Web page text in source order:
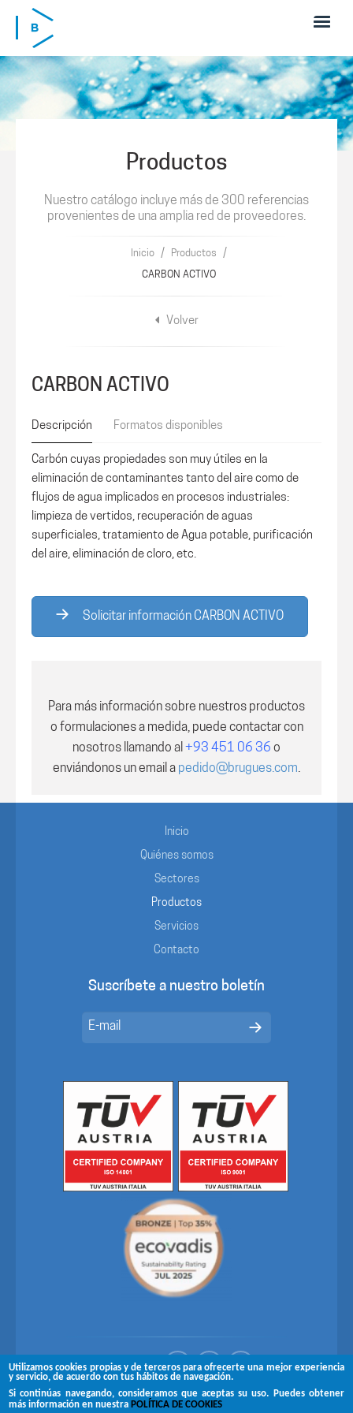
Utilizamos cookies propias y de terceros para ofrecerte una mejor experiencia
y servicio, de acuerdo con tus hábitos de navegación.
Si continúas navegando, consideramos que aceptas su uso. Puedes obtener
más información en nuestra POLÍTICA DE COOKIES
Pasar al contenido principal
Productos
Nuestro catálogo incluye más de 300 referencias
provenientes de una amplia red de proveedores.
Inicio / Productos /
CARBON ACTIVO
Volver
CARBON ACTIVO
Descripción Formatos disponibles
Carbón cuyas propiedades son muy útiles en la
eliminación de contaminantes tanto del aire como de
flujos de agua implicados en procesos industriales:
limpieza de vertidos, recuperación de aguas
superficiales, tratamiento de Agua potable, purificación
del aire, eliminación de cloro, etc.
Solicitar información CARBON ACTIVO
Para más información sobre nuestros productos
o formulaciones a medida, puede contactar con
nosotros llamando al +93 451 06 36 o
enviándonos un email a pedido@brugues.com.
Inicio
Quiénes somos
Sectores
Productos
Servicios
Contacto
Suscríbete a nuestro boletín
Síguenos en
Copyright © 2026 Brugués